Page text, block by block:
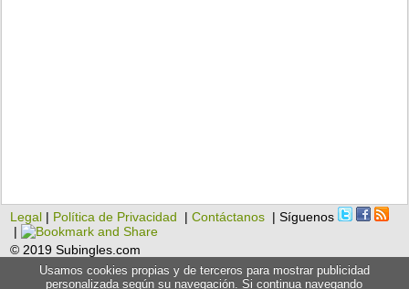
Legal | Política de Privacidad |Contáctanos | Síguenos
|
© 2019 Subingles.com
Usamos cookies propias y de terceros para mostrar publicidad
personalizada según su navegación. Si continua navegando